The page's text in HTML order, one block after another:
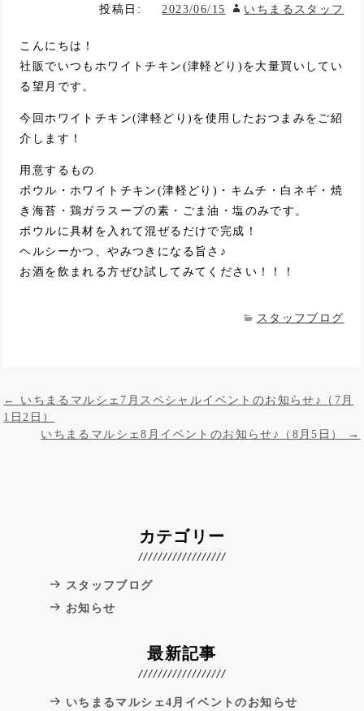
投稿日: 2023/06/15 いちまるスタッフ
こんにちは！
社販でいつもホワイトチキン(津軽どり)を大量買いしてい
る望月です。
今回ホワイトチキン(津軽どり)を使用したおつまみをご紹
介します！
用意するもの
ボウル・ホワイトチキン(津軽どり)・キムチ・白ネギ・焼
き海苔・鶏ガラスープの素・ごま油・塩のみです。
ボウルに具材を入れて混ぜるだけで完成！
ヘルシーかつ、やみつきになる旨さ♪
お酒を飲まれる方ぜひ試してみてください！！！
スタッフブログ
投稿ナビゲーション
←
いちまるマルシェ7月スペシャルイベントのお知らせ♪（7月
1日2日）
いちまるマルシェ8月イベントのお知らせ♪（8月5日）
→
カテゴリー
スタッフブログ
お知らせ
最新記事
いちまるマルシェ4月イベントのお知らせ